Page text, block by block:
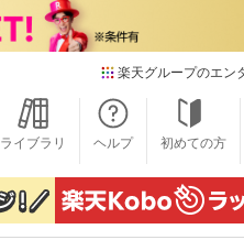
楽天グループのエン
本/ゲーム/
楽天ブックス
電子書籍
楽天Kobo
雑誌読み放題
ライブラリ ヘルプ 初めての方